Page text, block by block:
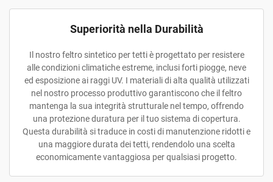
Superiorità nella Durabilità
Il nostro feltro sintetico per tetti è progettato per resistere
alle condizioni climatiche estreme, inclusi forti piogge, neve
ed esposizione ai raggi UV. I materiali di alta qualità utilizzati
nel nostro processo produttivo garantiscono che il feltro
mantenga la sua integrità strutturale nel tempo, offrendo
una protezione duratura per il tuo sistema di copertura.
Questa durabilità si traduce in costi di manutenzione ridotti e
una maggiore durata dei tetti, rendendolo una scelta
economicamente vantaggiosa per qualsiasi progetto.